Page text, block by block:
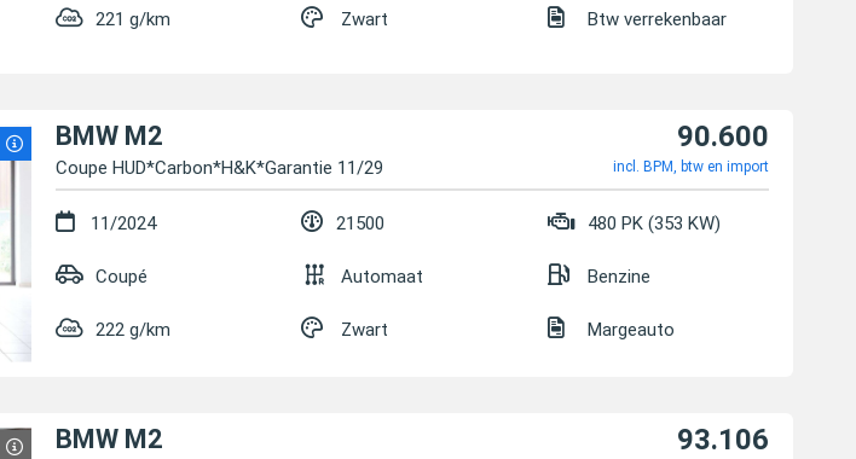
221 g/km Zwart Btw verrekenbaar
BMW M2
Coupe HUD*Carbon*H&K*Garantie 11/29
90.600
incl. BPM, btw en import
11/2024 21500 480 PK (353 KW)
Coupé Automaat Benzine
222 g/km Zwart Margeauto
BMW M2 93.106